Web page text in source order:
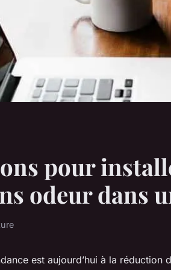
pour
odeur dans
est aujourd’hui à la réduction